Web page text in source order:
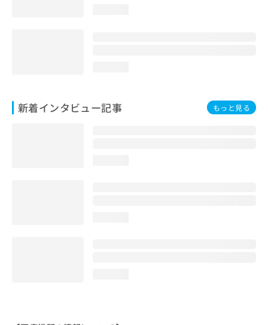
新着インタビュー記事 もっと見る